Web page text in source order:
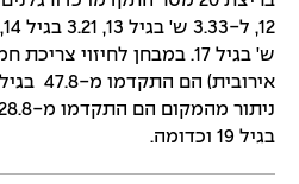
ש' בגיל 17. במבחן לחיזוי
בגיל 19 וכדומה.